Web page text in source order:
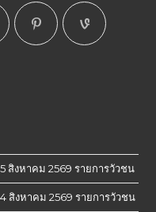
สิงหาคม 2569 รายการวัวชน
สิงหาคม 2569 รายการวัวชน